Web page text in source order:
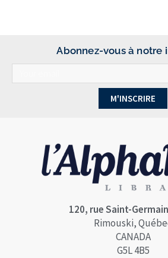
Abonnez-vous à notre
M'INSCRIRE
120, rue Saint-
Rimouski,
CANADA
G5L 4B5